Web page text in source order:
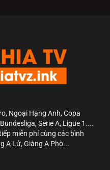
Ngoại Hạng Anh, Copa
Serie A, Ligue 1....
miễn phí cùng các bình
A Lử, Giàng A Phò...